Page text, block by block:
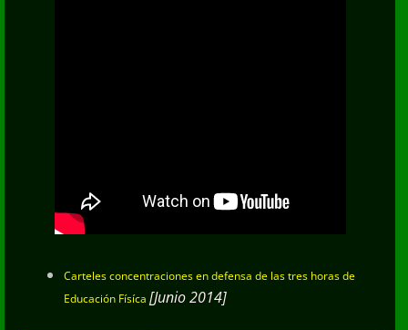
Carteles concentraciones en defensa de las tres horas de
Educación Físíca [Junio 2014]